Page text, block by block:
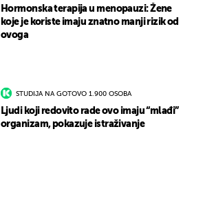
Hormonska terapija u menopauzi: Žene
koje je koriste imaju znatno manji rizik od
ovoga
STUDIJA NA GOTOVO 1.900 OSOBA
Ljudi koji redovito rade ovo imaju “mlađi”
organizam, pokazuje istraživanje